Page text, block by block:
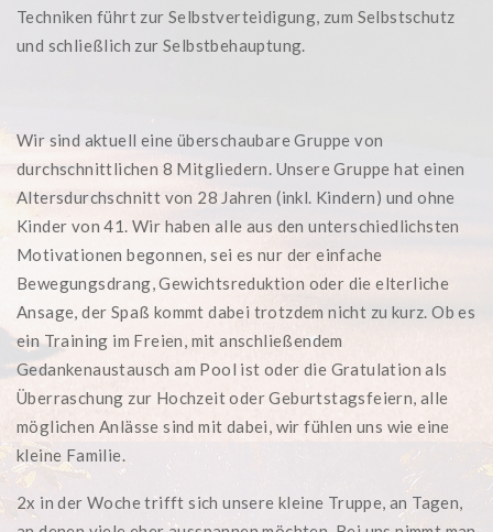
Techniken führt zur Selbstverteidigung, zum Selbstschutz
und schließlich zur Selbstbehauptung.
Wir sind aktuell eine überschaubare Gruppe von
durchschnittlichen 8 Mitgliedern. Unsere Gruppe hat einen
Altersdurchschnitt von 28 Jahren (inkl. Kindern) und ohne
Kinder von 41. Wir haben alle aus den unterschiedlichsten
Motivationen begonnen, sei es nur der einfache
Bewegungsdrang, Gewichtsreduktion oder die elterliche
Ansage, der Spaß kommt dabei trotzdem nicht zu kurz. Ob es
ein Training im Freien, mit anschließendem
Gedankenaustausch am Pool ist oder die Gratulation als
Überraschung zur Hochzeit oder Geburtstagsfeiern, alle
möglichen Anlässe sind mit dabei, wir fühlen uns wie eine
kleine Familie.
2x in der Woche trifft sich unsere kleine Truppe, an Tagen,